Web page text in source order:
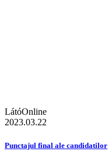
LátóOnline
2023.03.22
Punctajul final ale candidatilor